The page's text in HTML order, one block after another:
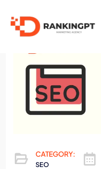
CATEGORY:
SEO